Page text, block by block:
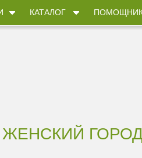
КАТАЛОГ
ЖЕНСКИЙ